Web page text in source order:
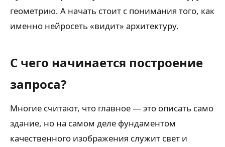
геометрию. А начать стоит с понимания того, как
именно нейросеть «видит» архитектуру.
С чего начинается построение
запроса?
Многие считают, что главное — это описать само
здание, но на самом деле фундаментом
качественного изображения служит свет и